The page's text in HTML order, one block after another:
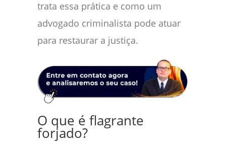
trata essa prática e como um
advogado criminalista pode atuar
para restaurar a justiça.
O que é flagrante
forjado?